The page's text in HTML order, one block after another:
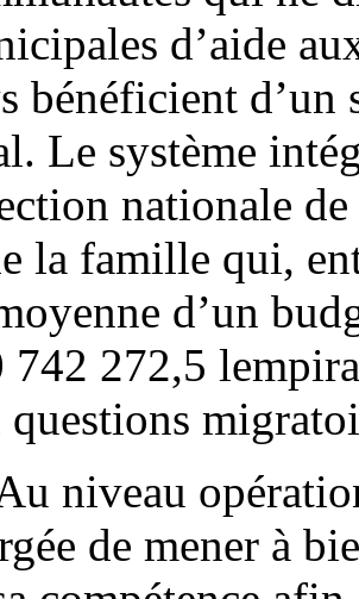
d’aide
bénéficient
Le système
nationale de
la famille qui,
d’un
742 272,5
questions
niveau
de mener à